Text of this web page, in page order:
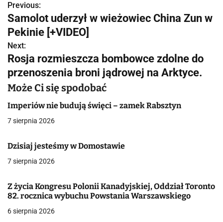
N
a
w
i
g
a
c
j
a
p
i
Previous:
Samolot uderzył w wieżowiec China Zun w
Pekinie [+VIDEO]
Next:
Rosja rozmieszcza bombowce zdolne do
przenoszenia broni jądrowej na Arktyce.
Może Ci się spodobać
Imperiów nie budują święci – zamek Rabsztyn
7 sierpnia 2026
Dzisiaj jesteśmy w Domostawie
7 sierpnia 2026
Z życia Kongresu Polonii Kanadyjskiej, Oddział Toronto
82. rocznica wybuchu Powstania Warszawskiego
6 sierpnia 2026